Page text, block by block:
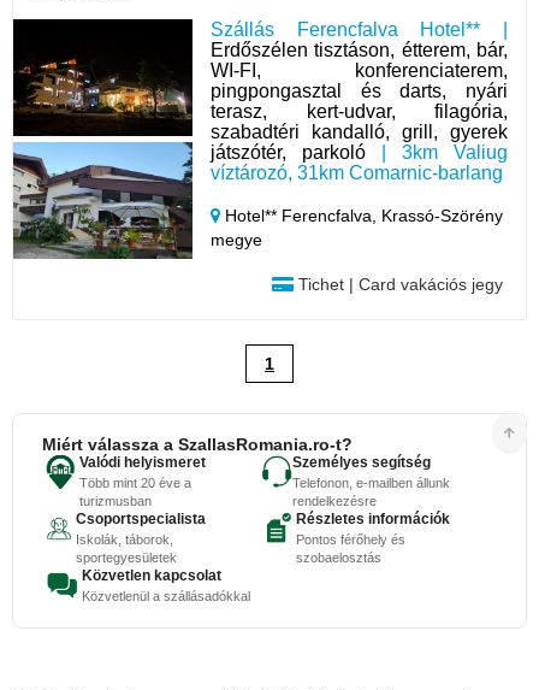
Szállás Ferencfalva Hotel** |
Erdőszélen tisztáson, étterem, bár,
WI-FI, konferenciaterem,
pingpongasztal és darts, nyári
terasz, kert-udvar, filagória,
szabadtéri kandalló, grill, gyerek
játszótér, parkoló | 3km Valiug
víztározó, 31km Comarnic-barlang
Hotel** Ferencfalva, Krassó-Szörény
megye
Tichet | Card vakációs jegy
1
Miért válassza a SzallasRomania.ro-t?
Valódi helyismeret
Több mint 20 éve a
turizmusban
Személyes segítség
Telefonon, e-mailben állunk
rendelkezésre
Csoportspecialista
Iskolák, táborok,
sportegyesületek
Részletes információk
Pontos férőhely és
szobaelosztás
Közvetlen kapcsolat
Közvetlenül a szállásadókkal